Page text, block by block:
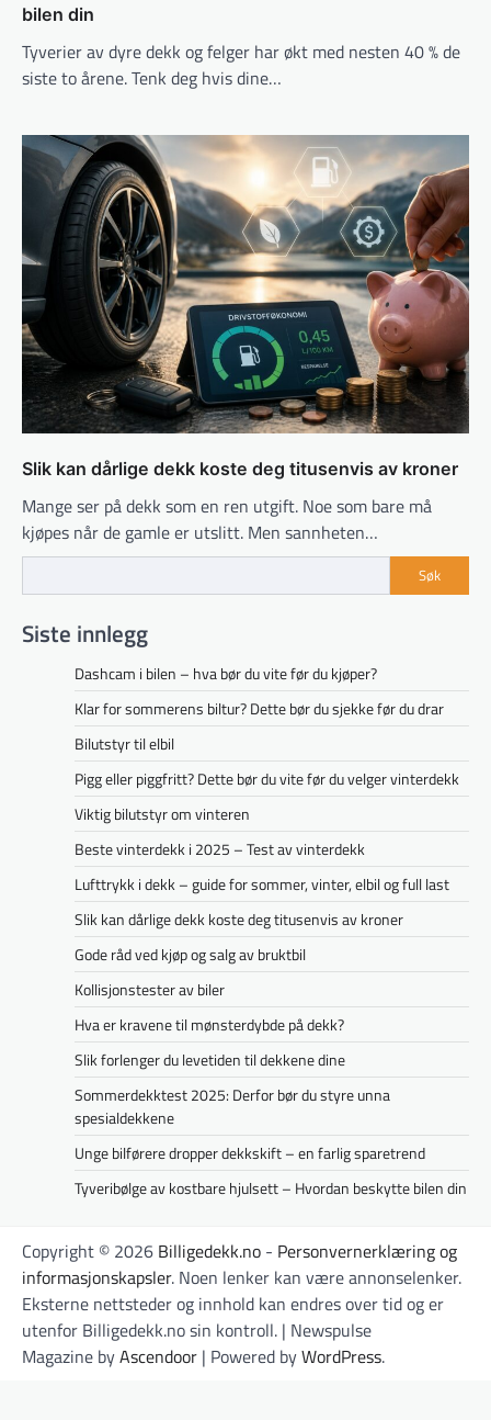
bilen din
Tyverier av dyre dekk og felger har økt med nesten 40 % de
siste to årene. Tenk deg hvis dine…
Slik kan dårlige dekk koste deg titusenvis av kroner
Mange ser på dekk som en ren utgift. Noe som bare må
kjøpes når de gamle er utslitt. Men sannheten…
Søk
Siste innlegg
Dashcam i bilen – hva bør du vite før du kjøper?
Klar for sommerens biltur? Dette bør du sjekke før du drar
Bilutstyr til elbil
Pigg eller piggfritt? Dette bør du vite før du velger vinterdekk
Viktig bilutstyr om vinteren
Beste vinterdekk i 2025 – Test av vinterdekk
Lufttrykk i dekk – guide for sommer, vinter, elbil og full last
Slik kan dårlige dekk koste deg titusenvis av kroner
Gode råd ved kjøp og salg av bruktbil
Kollisjonstester av biler
Hva er kravene til mønsterdybde på dekk?
Slik forlenger du levetiden til dekkene dine
Sommerdekktest 2025: Derfor bør du styre unna
spesialdekkene
Unge bilførere dropper dekkskift – en farlig sparetrend
Tyveribølge av kostbare hjulsett – Hvordan beskytte bilen din
Copyright © 2026 Billigedekk.no - Personvernerklæring og
informasjonskapsler. Noen lenker kan være annonselenker.
Eksterne nettsteder og innhold kan endres over tid og er
utenfor Billigedekk.no sin kontroll. | Newspulse
Magazine byAscendoor | Powered byWordPress.